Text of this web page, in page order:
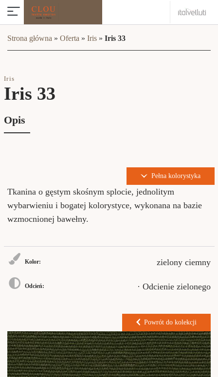
Strona główna » Oferta » Iris » Iris 33
Iris
Iris 33
Opis
Pełna kolorystyka
Tkanina o gęstym skośnym splocie, jednolitym
wybarwieniu i bogatej kolorystyce, wykonana na bazie
wzmocnionej bawełny.
Kolor: zielony ciemny
Odcień: · Odcienie zielonego
Powrót do kolekcji